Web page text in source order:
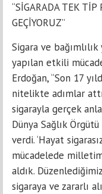
“SİGARADA TEK
GEÇİYORUZ”
Sigara ve
yapılan etkili
Erdoğan, “Son 17
nitelikte adımlar
sigarayla gerçek
Dünya Sağlık
verdi. ‘Hayat
mücadelede
aldık.
sigaraya ve zararlı